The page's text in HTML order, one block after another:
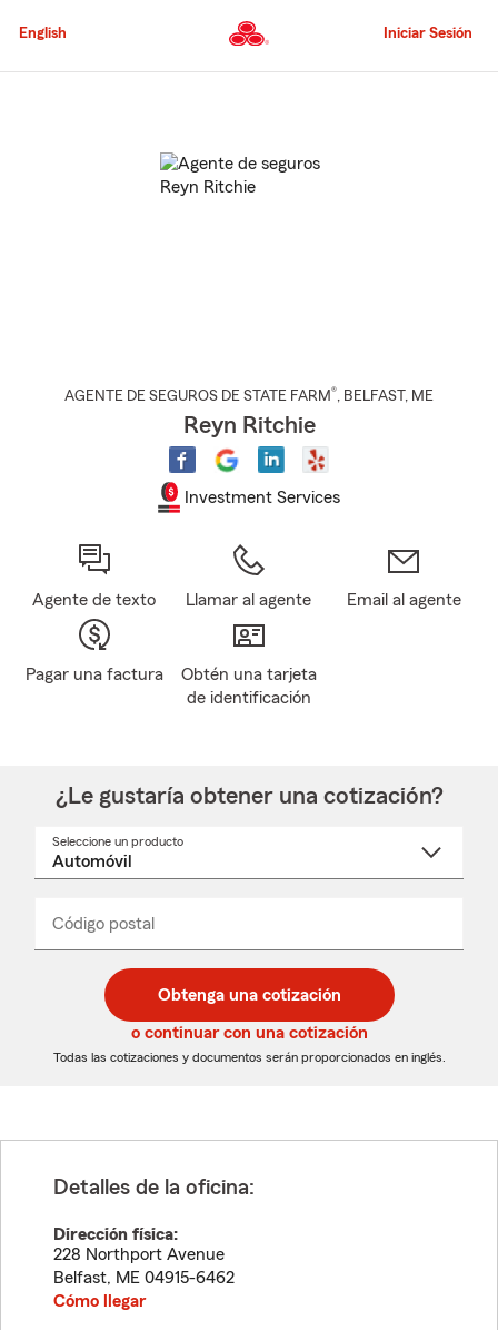
al
principal
English Iniciar Sesión
AGENTE DE SEGUROS DE STATE FARM®, BELFAST , ME
Reyn Ritchie
Investment Services
Agente de texto Llamar al agente Email al agente
Pagar una factura
Obtén una tarjeta
de identificación
¿Le gustaría obtener una cotización?
Seleccione un producto
desplegable
Código postal
de
5
dígitos
de
5
dígitos
_____
Obtenga una cotización
o continuar con una cotización
Todas las cotizaciones y documentos serán proporcionados en inglés.
Detalles de la oficina:
Dirección física:
228 Northport Avenue
Belfast, ME 04915-6462
Cómo llegar